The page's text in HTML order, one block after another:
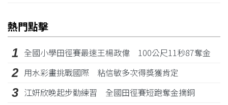
熱門點擊
1 全國小學田徑賽最速王楊政偉 100公尺11秒87奪金
2 用水彩畫挑戰國際 粘信敏多次得獎獲肯定
3 江姸欣晚起步勤練習 全國田徑賽短跑奪金摘銅